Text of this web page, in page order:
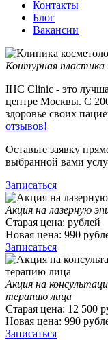
Контакты
Блог
Вакансии
Контурная
IHC Clinic - это
центре Москвы. С
здоровье своих
отзывов!
Оставьте заявку
выбранной вами
Записаться
Акция на лазерную
Старая цена: рублей
Новая цена: 990
Записаться
Акция на
терапию лица
Старая цена: 12 500
Новая цена: 990
Записаться